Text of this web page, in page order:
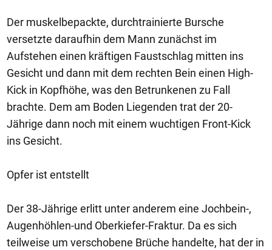
Der muskelbepackte, durchtrainierte Bursche
versetzte daraufhin dem Mann zunächst im
Aufstehen einen kräftigen Faustschlag mitten ins
Gesicht und dann mit dem rechten Bein einen High-
Kick in Kopfhöhe, was den Betrunkenen zu Fall
brachte. Dem am Boden Liegenden trat der 20-
Jährige dann noch mit einem wuchtigen Front-Kick
ins Gesicht.
Opfer ist entstellt
Der 38-Jährige erlitt unter anderem eine Jochbein-,
Augenhöhlen-und Oberkiefer-Fraktur. Da es sich
teilweise um verschobene Brüche handelte, hat der in